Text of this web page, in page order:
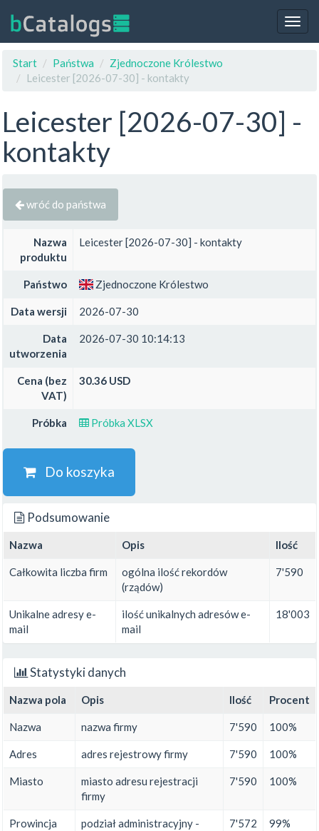
Start
Państwa
Zjednoczone Królestwo
Leicester [2026-07-30] - kontakty
Leicester [2026-07-30] -
kontakty
wróć do państwa
Nazwa
produktu
Leicester [2026-07-30] - kontakty
Państwo Zjednoczone Królestwo
Data wersji 2026-07-30
Data
utworzenia
2026-07-30 10:14:13
Cena (bez
VAT)
30.36 USD
Próbka Próbka XLSX
Do koszyka
Podsumowanie
Nazwa Opis Ilość
Całkowita liczba firm
ogólna ilość rekordów
(rządów)
7'590
Unikalne adresy e-
mail
ilość unikalnych adresów e-
mail
18'003
Statystyki danych
Nazwa pola Opis Ilość Procent
Nazwa nazwa firmy 7'590 100%
Adres adres rejestrowy firmy 7'590 100%
Miasto
miasto adresu rejestracji
firmy
7'590 100%
Prowincja
podział administracyjny -
7'572 99%